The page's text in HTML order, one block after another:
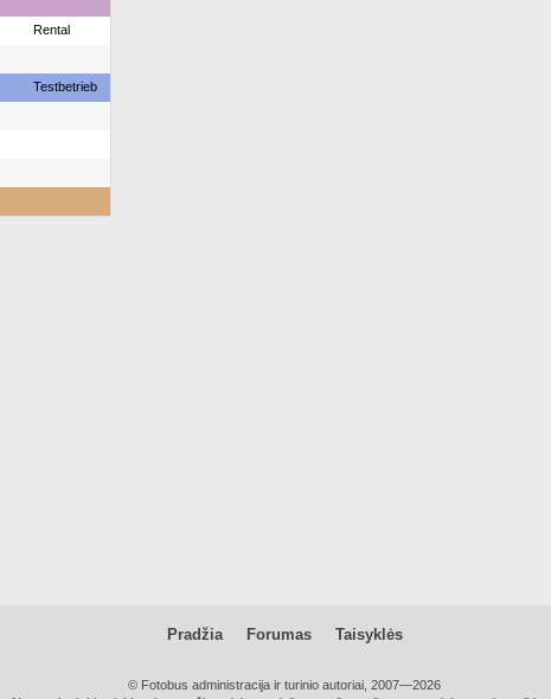
Rental
Testbetrieb
Pradžia Forumas Taisyklės
© Fotobus administracija ir turinio autoriai, 2007—2026